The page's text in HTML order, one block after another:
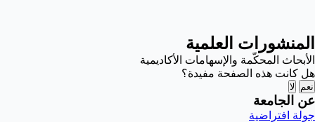
المنشورات العلمية
الأبحاث المحكّمة والإسهامات الأكاديمية
هل كانت هذه الصفحة مفيدة؟
نعم لا
عن الجامعة
جولة افتراضية